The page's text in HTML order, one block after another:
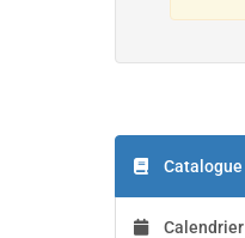
Catalogue
Calendrier